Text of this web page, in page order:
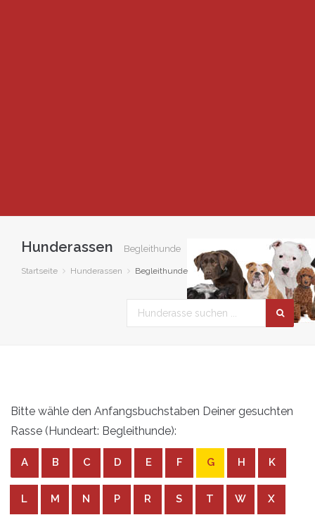
Hunderassen Begleithunde
Startseite Hunderassen Begleithunde
Bitte wähle den Anfangsbuchstaben Deiner gesuchten
Rasse (Hundeart: Begleithunde):
A B C D E F G H K
L M N P R S T W X